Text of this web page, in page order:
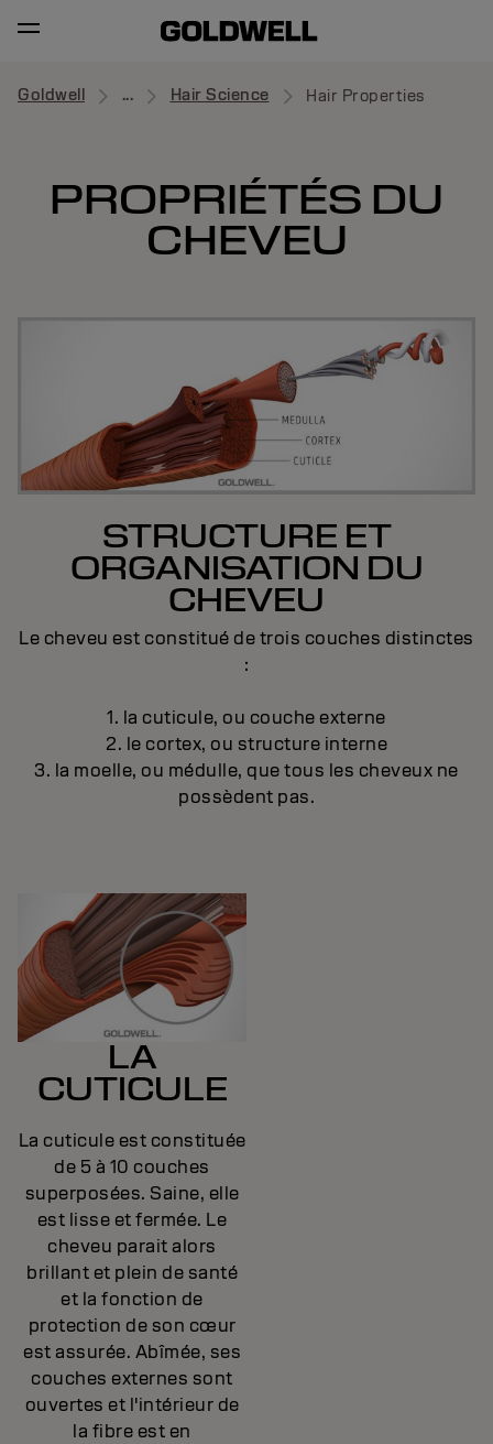
Goldwell ... Hair Science Hair Properties
PROPRIÉTÉS DU
CHEVEU
STRUCTURE ET
ORGANISATION DU
CHEVEU
Le cheveu est constitué de trois couches distinctes
:
1. la cuticule, ou couche externe
2. le cortex, ou structure interne
3. la moelle, ou médulle, que tous les cheveux ne
possèdent pas.
LA
CUTICULE
La cuticule est constituée
de 5 à 10 couches
superposées. Saine, elle
est lisse et fermée. Le
cheveu parait alors
brillant et plein de santé
et la fonction de
protection de son cœur
est assurée. Abîmée, ses
couches externes sont
ouvertes et l'intérieur de
la fibre est en